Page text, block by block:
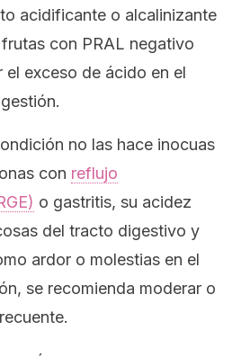
acidificante o alcalinizante
con PRAL negativo
el exceso de ácido en el
no las hace inocuas
con reflujo
o gastritis, su acidez
del tracto digestivo y
ardor o molestias en el
se recomienda moderar o